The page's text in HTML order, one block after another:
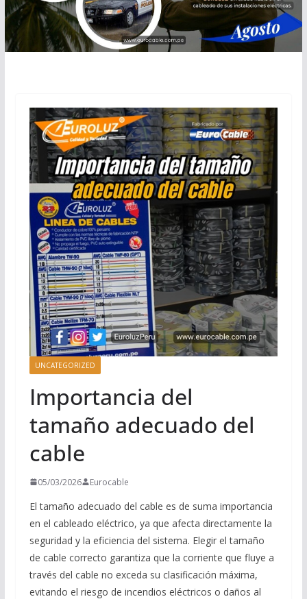
UNCATEGORIZED
Importancia del
tamaño adecuado del
cable
05/03/2026 Eurocable
El tamaño adecuado del cable es de suma importancia
en el cableado eléctrico, ya que afecta directamente la
seguridad y la eficiencia del sistema. Elegir el tamaño
de cable correcto garantiza que la corriente que fluye a
través del cable no exceda su clasificación máxima,
evitando el riesgo de incendios eléctricos o daños al